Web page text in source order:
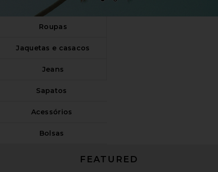
Roupas
Jaquetas e casacos
Jeans
Sapatos
Acessórios
Bolsas
FEATURED